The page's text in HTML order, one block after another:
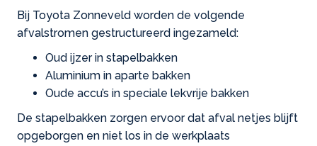
Bij Toyota Zonneveld worden de volgende
afvalstromen gestructureerd ingezameld:
Oud ijzer in stapelbakken
Aluminium in aparte bakken
Oude accu’s in speciale lekvrije bakken
De stapelbakken zorgen ervoor dat afval netjes blijft
opgeborgen en niet los in de werkplaats